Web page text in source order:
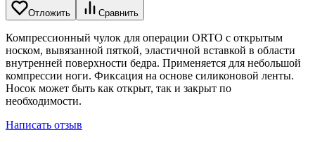
Отложить Сравнить
Компрессионный чулок для операции ORTO с открытым
носком, вывязанной пяткой, эластичной вставкой в области
внутренней поверхности бедра. Применяется для небольшой
компрессии ноги. Фиксация на основе силиконовой ленты.
Носок может быть как открыт, так и закрыт по
необходимости.
Написать отзыв